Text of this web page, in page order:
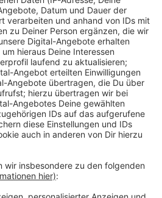
dem Laufenden
bleiben!
- mit unserem kostenlosen
Newsletter. Ob Nachrichten,
neuesten Aktionen - wir
dich.